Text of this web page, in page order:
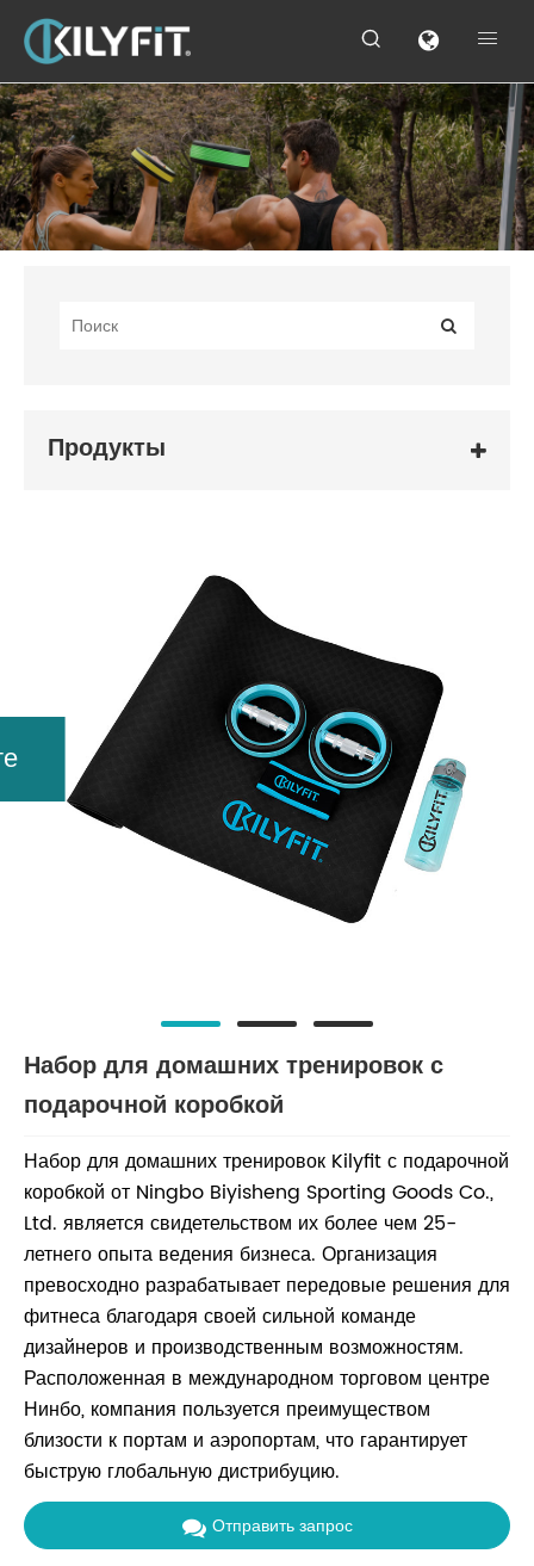
 
Продукты
Набор для домашних тренировок с
подарочной коробкой
Набор для домашних тренировок Kilyfit с подарочной
коробкой от Ningbo Biyisheng Sporting Goods Co.,
Ltd. является свидетельством их более чем 25-
летнего опыта ведения бизнеса. Организация
превосходно разрабатывает передовые решения для
фитнеса благодаря своей сильной команде
дизайнеров и производственным возможностям.
Расположенная в международном торговом центре
Нинбо, компания пользуется преимуществом
близости к портам и аэропортам, что гарантирует
быструю глобальную дистрибуцию.
Отправить запрос